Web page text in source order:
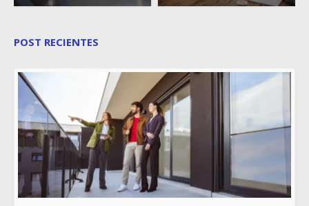
POST RECIENTES